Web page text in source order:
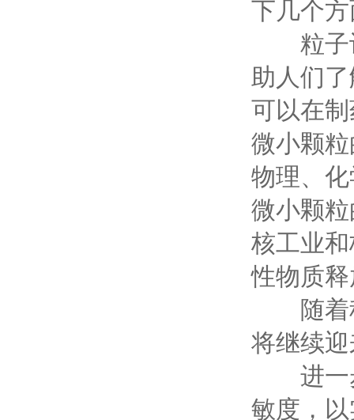
下几个
粒子计
助人们
可以在
微小颗
物理、
微小颗
核工业
性物质
随着科
将继续
进一步
敏度，